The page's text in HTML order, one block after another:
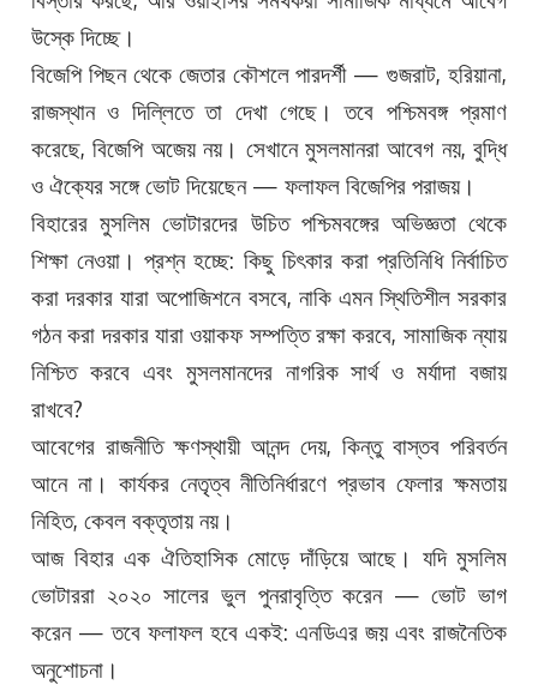
উস্কে দিচ্ছে।
বিজেপি পিছন থেকে জেতার কৌশলে পারদর্শী — গুজরাট, হরিয়ানা,
রাজস্থান ও দিল্লিতে তা দেখা গেছে। তবে পশ্চিমবঙ্গ প্রমাণ
করেছে, বিজেপি অজেয় নয়। সেখানে মুসলমানরা আবেগ নয়, বুদ্ধি
ও ঐক্যের সঙ্গে ভোট দিয়েছেন — ফলাফল বিজেপির পরাজয়।
বিহারের মুসলিম ভোটারদের উচিত পশ্চিমবঙ্গের অভিজ্ঞতা থেকে
শিক্ষা নেওয়া। প্রশ্ন হচ্ছে: কিছু চিৎকার করা প্রতিনিধি নির্বাচিত
করা দরকার যারা অপোজিশনে বসবে, নাকি এমন স্থিতিশীল সরকার
গঠন করা দরকার যারা ওয়াকফ সম্পত্তি রক্ষা করবে, সামাজিক ন্যায়
নিশ্চিত করবে এবং মুসলমানদের নাগরিক সার্থ ও মর্যাদা বজায়
রাখবে?
আবেগের রাজনীতি ক্ষণস্থায়ী আনন্দ দেয়, কিন্তু বাস্তব পরিবর্তন
আনে না। কার্যকর নেতৃত্ব নীতিনির্ধারণে প্রভাব ফেলার ক্ষমতায়
নিহিত, কেবল বক্তৃতায় নয়।
আজ বিহার এক ঐতিহাসিক মোড়ে দাঁড়িয়ে আছে। যদি মুসলিম
ভোটাররা ২০২০ সালের ভুল পুনরাবৃত্তি করেন — ভোট ভাগ
করেন — তবে ফলাফল হবে একই: এনডিএর জয় এবং রাজনৈতিক
অনুশোচনা।